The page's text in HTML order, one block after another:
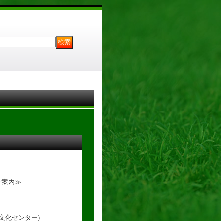
案内≫
化センター）